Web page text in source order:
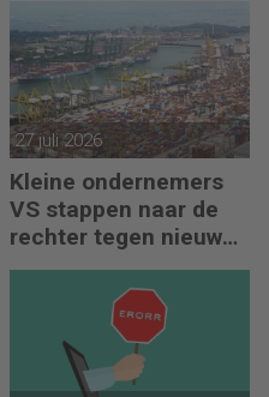
27 juli 2026
Kleine ondernemers
VS stappen naar de
rechter tegen nieuwe
importheffingen